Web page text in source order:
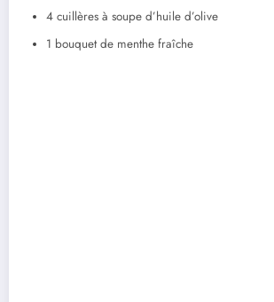
4 cuillères à soupe d’huile d’olive
1 bouquet de menthe fraîche